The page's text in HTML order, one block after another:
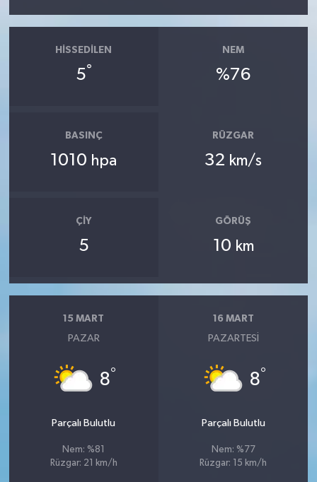
HISSEDILEN
5°
NEM
%76
BASINÇ
1010 hpa
RÜZGAR
32 km/s
ÇIY
5
GÖRÜŞ
10 km
15 MART
PAZAR
8°
Parçalı Bulutlu
Nem: %81
Rüzgar: 21 km/h
16 MART
PAZARTESI
8°
Parçalı Bulutlu
Nem: %77
Rüzgar: 15 km/h